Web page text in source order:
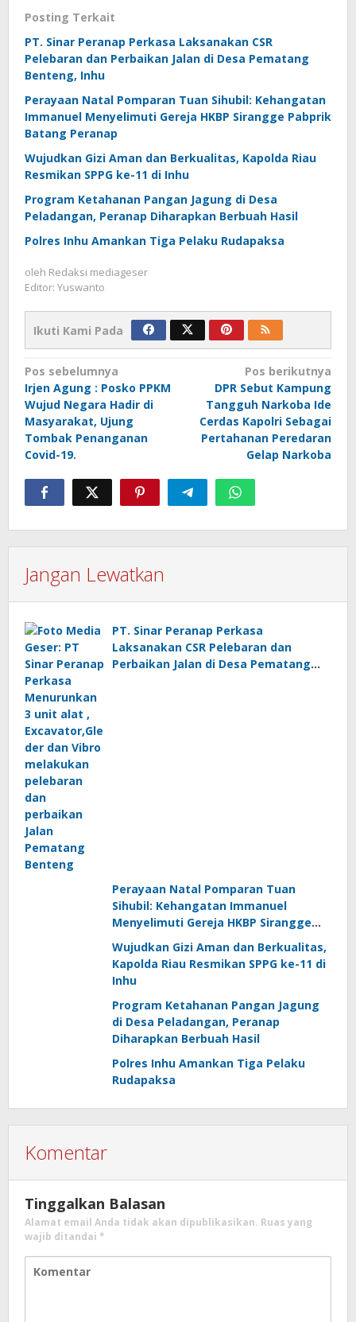
Posting Terkait
PT. Sinar Peranap Perkasa Laksanakan CSR
Pelebaran dan Perbaikan Jalan di Desa Pematang
Benteng, Inhu
Perayaan Natal Pomparan Tuan Sihubil: Kehangatan
Immanuel Menyelimuti Gereja HKBP Sirangge Pabprik
Batang Peranap
Wujudkan Gizi Aman dan Berkualitas, Kapolda Riau
Resmikan SPPG ke-11 di Inhu
Program Ketahanan Pangan Jagung di Desa
Peladangan, Peranap Diharapkan Berbuah Hasil
Polres Inhu Amankan Tiga Pelaku Rudapaksa
oleh Redaksi mediageser
Editor: Yuswanto
Ikuti Kami Pada
Navigasi
pos
Pos sebelumnya
Irjen Agung : Posko PPKM
Wujud Negara Hadir di
Masyarakat, Ujung
Tombak Penanganan
Covid-19.
Pos berikutnya
DPR Sebut Kampung
Tangguh Narkoba Ide
Cerdas Kapolri Sebagai
Pertahanan Peredaran
Gelap Narkoba
Jangan Lewatkan
PT. Sinar Peranap Perkasa
Laksanakan CSR Pelebaran dan
Perbaikan Jalan di Desa Pematang
Perayaan Natal Pomparan Tuan
Sihubil: Kehangatan Immanuel
Menyelimuti Gereja HKBP Sirangge
Pabprik Batang Peranap
Wujudkan Gizi Aman dan Berkualitas,
Kapolda Riau Resmikan SPPG ke-11 di
Inhu
Program Ketahanan Pangan Jagung
di Desa Peladangan, Peranap
Diharapkan Berbuah Hasil
Polres Inhu Amankan Tiga Pelaku
Rudapaksa
Komentar
Tinggalkan Balasan
Alamat email Anda tidak akan dipublikasikan. Ruas yang
wajib ditandai *